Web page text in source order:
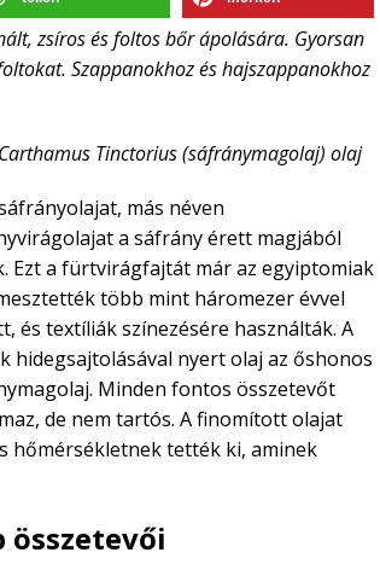
zsíros és foltos bőr ápolására. Gyorsan
Szappanokhoz és hajszappanokhoz
Carthamus Tinctorius (sáfránymagolaj) olaj
más néven
a sáfrány érett magjából
Ezt a fürtvirágfajtát már az egyiptomiak
több mint háromezer évvel
és textíliák színezésére használták. A
hidegsajtolásával nyert olaj az őshonos
Minden fontos összetevőt
de nem tartós. A finomított olajat
hőmérsékletnek tették ki, aminek